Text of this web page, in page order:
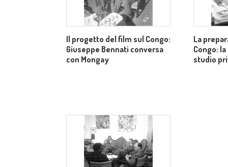
Il progetto del film sul Congo:
Giuseppe Bennati conversa
con Mongay
La
Congo:
studio